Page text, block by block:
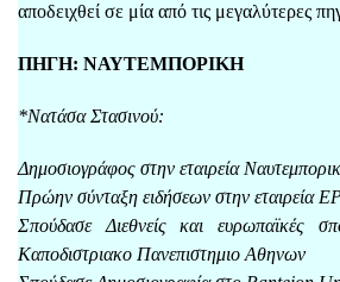
αποδειχθεί σε μία από τις μεγαλύτερες
ΠΗΓΗ: ΝΑΥΤΕΜΠΟΡΙΚΗ
*Νατάσα Στασινού:
Δημοσιογράφος στην εταιρεία
Πρώην σύνταξη ειδήσεων στην εταιρεία
Σπούδασε Διεθνείς και ευρωπαϊκές
Καποδιστριακο Πανεπιστημιο Αθηνων